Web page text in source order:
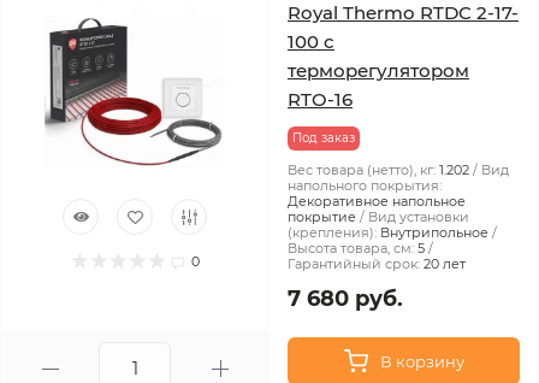
0
Royal Thermo RTDC 2-17-
100 с
терморегулятором
RTO-16
Под заказ
Вес товара (нетто), кг: 1.202
Вид
напольного покрытия:
Декоративное напольное
покрытие
Вид установки
(крепления): Внутрипольное
Высота товара, см: 5
Гарантийный срок: 20 лет
7 680 руб.
В корзину